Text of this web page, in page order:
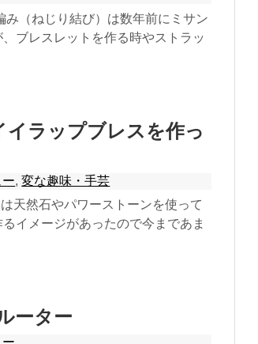
（ねじり結び）は数年前にミサン
ブレスレットを作る時やストラッ
ラップブレスを作っ
,変な趣味・手芸
天然石やパワーストーンを使って
イメージがあったので今まであま
ーター